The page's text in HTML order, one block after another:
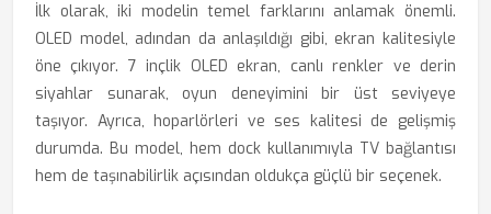
İlk olarak, iki modelin temel farklarını anlamak önemli.
OLED model, adından da anlaşıldığı gibi, ekran kalitesiyle
öne çıkıyor. 7 inçlik OLED ekran, canlı renkler ve derin
siyahlar sunarak, oyun deneyimini bir üst seviyeye
taşıyor. Ayrıca, hoparlörleri ve ses kalitesi de gelişmiş
durumda. Bu model, hem dock kullanımıyla TV bağlantısı
hem de taşınabilirlik açısından oldukça güçlü bir seçenek.